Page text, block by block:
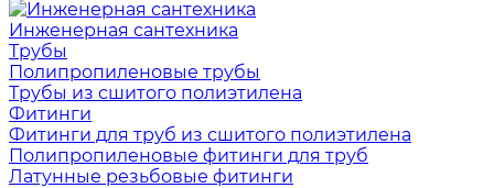
Инженерная сантехника
Трубы
Полипропиленовые трубы
Трубы из сшитого полиэтилена
Фитинги
Фитинги для труб из сшитого полиэтилена
Полипропиленовые фитинги для труб
Латунные резьбовые фитинги